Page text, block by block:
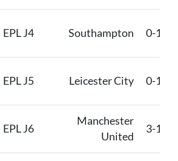
EPL J4 Southampton 0-1
EPL J5 Leicester City 0-1
EPL J6
Manchester
United
3-1